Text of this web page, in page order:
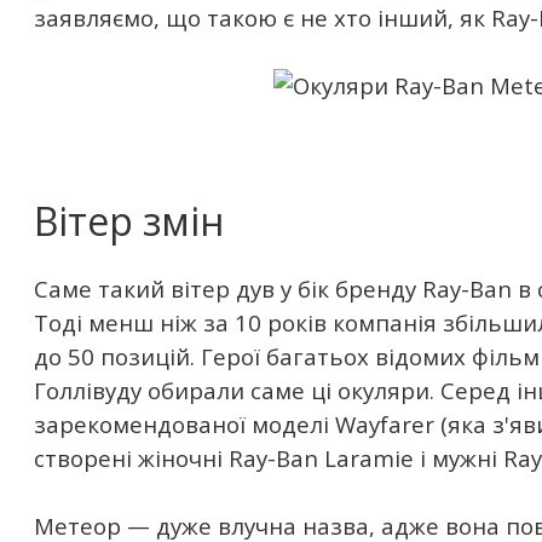
заявляємо, що такою є не хто інший, як
Вітер змін
Саме такий вітер дув у бік бренду Ray-Ban в
Тоді менш ніж за 10 років компанія
до 50 позицій. Герої багатьох відомих
Голлівуду обирали саме ці окуляри. Серед
зарекомендованої моделі Wayfarer (яка
створені жіночні Ray-Ban Laramie і мужні
Метеор — дуже влучна назва, адже вона